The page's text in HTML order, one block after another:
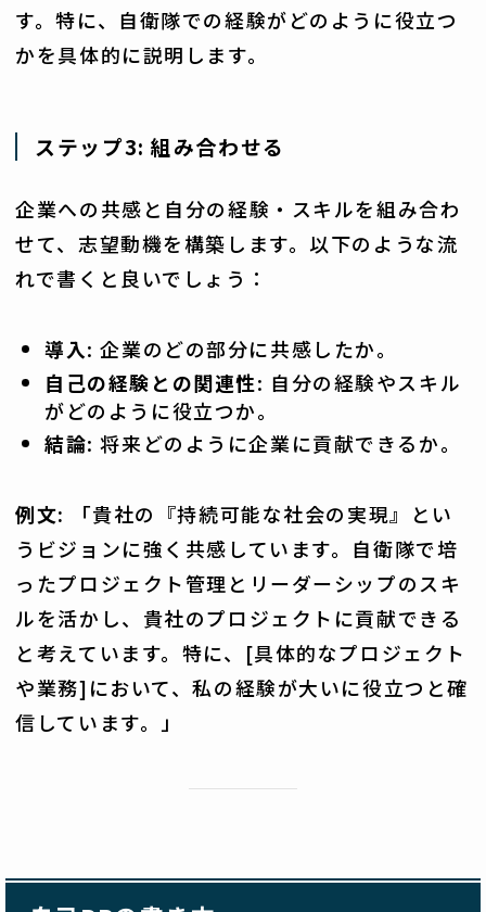
す。特に、自衛隊での経験がどのように役立つ
かを具体的に説明します。
ステップ3: 組み合わせる
企業への共感と自分の経験・スキルを組み合わ
せて、志望動機を構築します。以下のような流
れで書くと良いでしょう：
導入: 企業のどの部分に共感したか。
自己の経験との関連性: 自分の経験やスキル
がどのように役立つか。
結論: 将来どのように企業に貢献できるか。
例文:
「貴社の『持続可能な社会の実現』とい
うビジョンに強く共感しています。自衛隊で培
ったプロジェクト管理とリーダーシップのスキ
ルを活かし、貴社のプロジェクトに貢献できる
と考えています。特に、[具体的なプロジェクト
や業務]において、私の経験が大いに役立つと確
信しています。」